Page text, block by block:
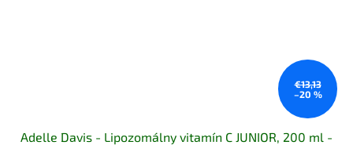
€13,13
–20 %
Adelle Davis - Lipozomálny vitamín C JUNIOR, 200 ml -